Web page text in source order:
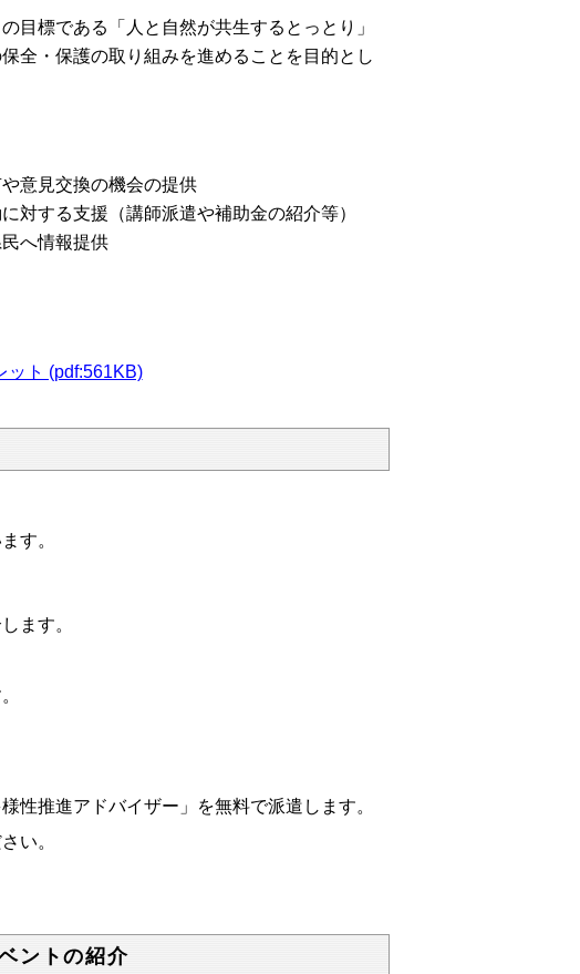
目標である「人と自然が共生するとっとり」
全・保護の取り組みを進めることを目的とし
意見交換の機会の提供
対する支援（講師派遣や補助金の紹介等）
へ情報提供
ット (pdf:561KB)
す。
ます。
性推進アドバイザー」を無料で派遣します。
い。
ントの紹介